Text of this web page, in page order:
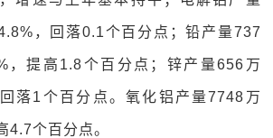
，回落0.1个百分点；铅产量737
，提高1.8个百分点；锌产量656万
落1个百分点。氧化铝产量7748万
4.7个百分点。